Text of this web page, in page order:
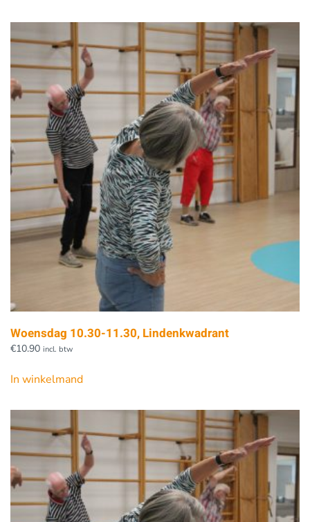
Woensdag 10.30-11.30, Lindenkwadrant
€10.90 incl. btw
In winkelmand